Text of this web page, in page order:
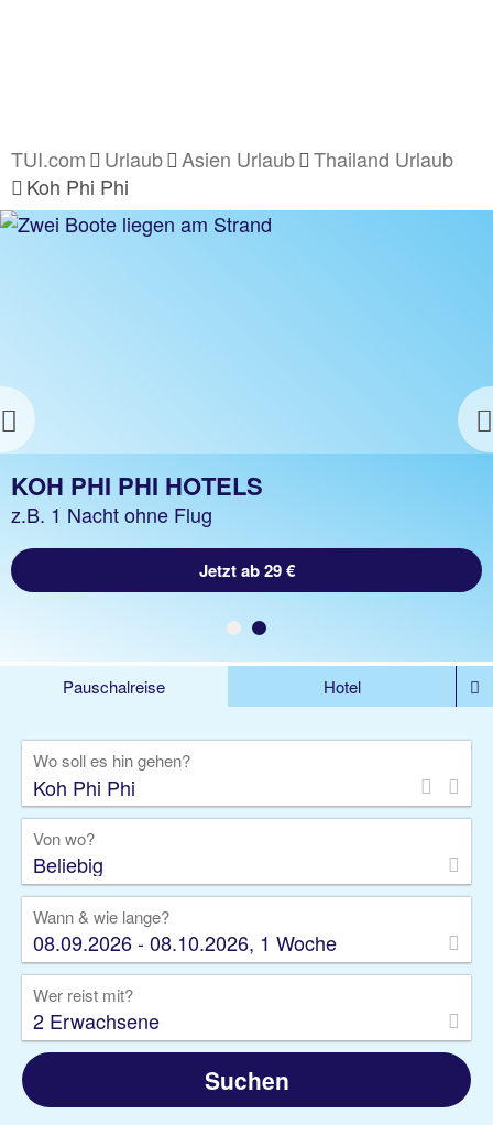
TUI.com Urlaub Asien Urlaub
Thailand Urlaub
Koh Phi Phi
Previous
KOH PHI PHI URLAUB
z.B. 1 Woche Hotel inklusive Flug
Jetzt ab 874 €
KOH PHI PHI HOTELS
z.B. 1 Nacht ohne Flug
Jetzt ab 29 €
Pauschalreise
Hotel
Kreuzfahrten
Rundreisen
Privattransfer
Zusatzleistungen
Wo soll es hin gehen?
Von wo?
Beliebig
Wann & wie lange?
08.09.2026 - 08.10.2026, 1 Woche
Wer reist mit?
2 Erwachsene
Suchen